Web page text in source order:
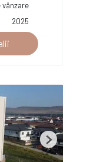
vânzare
2025
Next